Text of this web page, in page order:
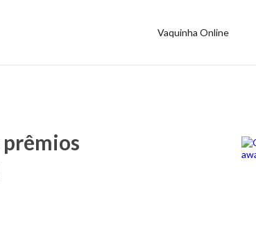
Vaquinha Online